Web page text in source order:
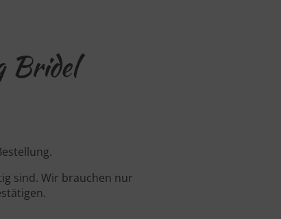
Bridel
sind. Wir brauchen nur